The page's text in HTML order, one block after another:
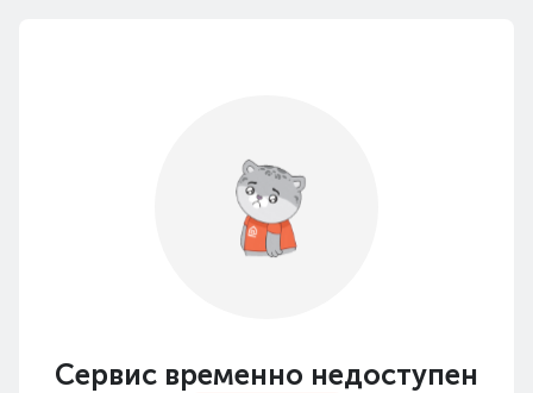
Сервис временно недоступен